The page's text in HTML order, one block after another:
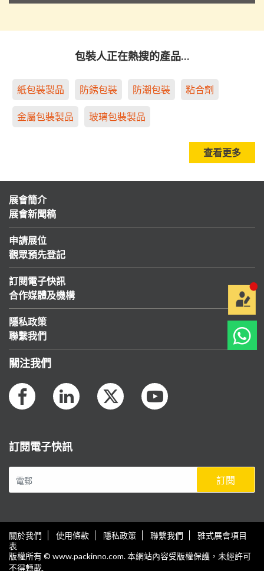
包裝人正在熱搜的產品…
紙包裝製品 防銹包裝 防潮包裝 粘合劑
金屬包裝製品 玻璃包裝製品
查看更多
展會簡介
展會新聞稿
申請展位
觀眾預先登記
訂閱電子快訊
合作媒體及機構
隱私政策
聯繫我們
關注我們
訂閱電子快訊
訂閱
關於我們 使用條款 隱私政策 聯繫我們
雅式展會項目
表
版權所有 © www.packinno.com. 本網站內容受版權保護，未經許可
不得轉載.